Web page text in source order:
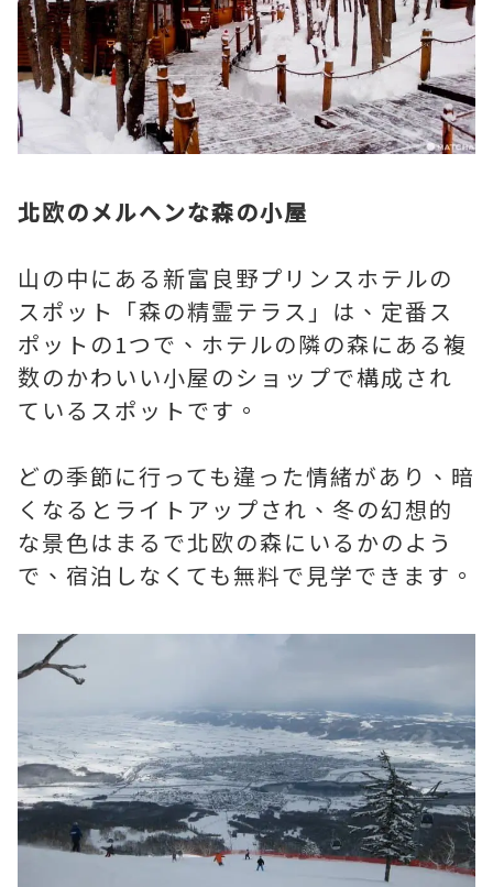
北欧のメルヘンな森の小屋
山の中にある新富良野プリンスホテルの
スポット「森の精霊テラス」は、定番ス
ポットの1つで、ホテルの隣の森にある複
数のかわいい小屋のショップで構成され
ているスポットです。
どの季節に行っても違った情緒があり、暗
くなるとライトアップされ、冬の幻想的
な景色はまるで北欧の森にいるかのよう
で、宿泊しなくても無料で見学できます。